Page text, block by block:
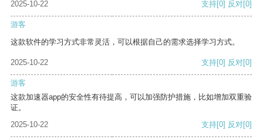
2025-10-22 支持[0] 反对[0]
游客
这款软件的学习方式非常灵活，可以根据自己的需求选择学习方式。
2025-10-22 支持[0] 反对[0]
游客
这款加速器app的安全性有待提高，可以加强防护措施，比如增加双重验
证。
2025-10-22
支持[0] 反对[0]